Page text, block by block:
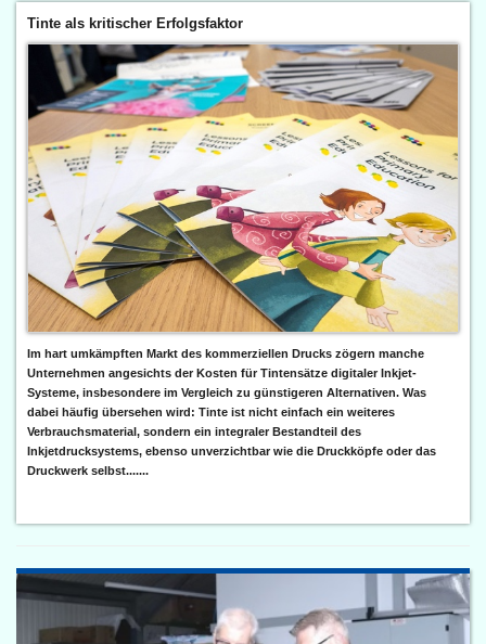
Tinte als kritischer Erfolgsfaktor
Im hart umkämpften Markt des kommerziellen Drucks zögern manche
Unternehmen angesichts der Kosten für Tintensätze digitaler Inkjet-
Systeme, insbesondere im Vergleich zu günstigeren Alternativen. Was
dabei häufig übersehen wird: Tinte ist nicht einfach ein weiteres
Verbrauchsmaterial, sondern ein integraler Bestandteil des
Inkjetdrucksystems, ebenso unverzichtbar wie die Druckköpfe oder das
Druckwerk selbst.......